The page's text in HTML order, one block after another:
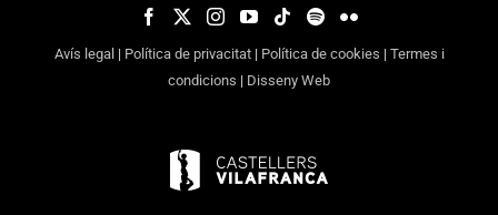
Avís legal | Política de privacitat| Política de cookies | Termes i
condicions | Disseny Web